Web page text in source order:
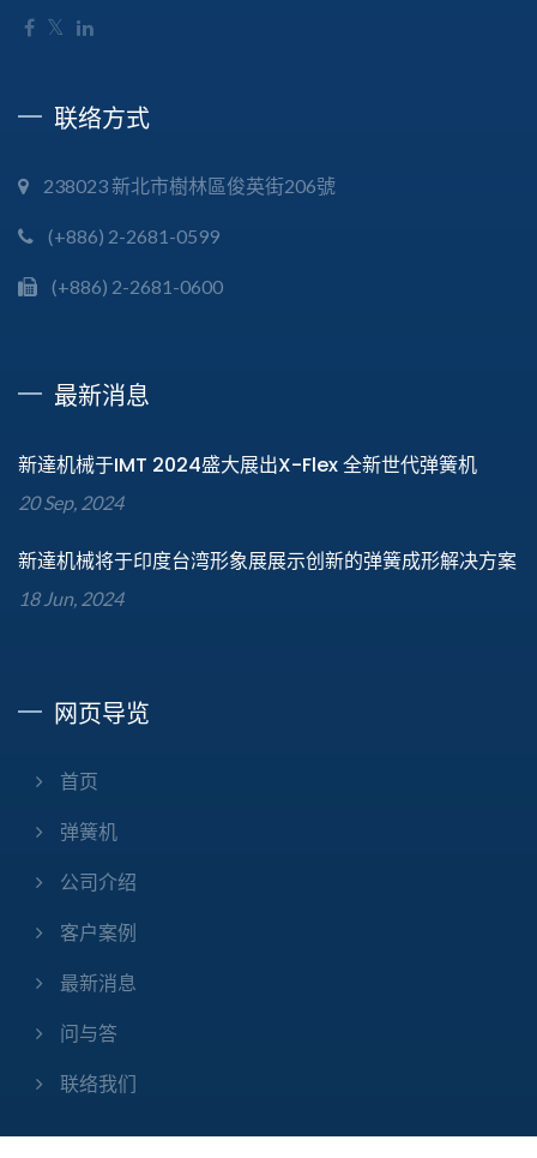
联络方式
238023 新北市樹林區俊英街206號
(+886) 2-2681-0599
(+886) 2-2681-0600
最新消息
新達机械于IMT 2024盛大展出X-Flex 全新世代弹簧机
20 Sep, 2024
新達机械将于印度台湾形象展展示创新的弹簧成形解决方案
18 Jun, 2024
网页导览
首页
弹簧机
公司介绍
客户案例
最新消息
问与答
联络我们